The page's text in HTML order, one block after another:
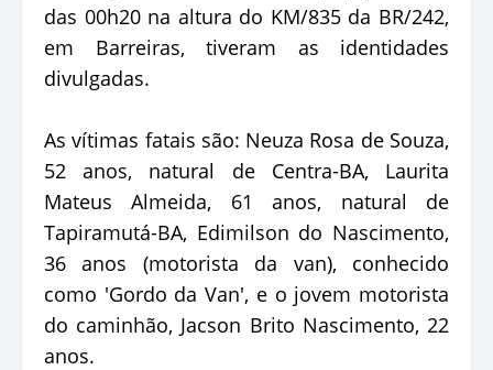
das 00h20 na altura do KM/835 da BR/242,
em Barreiras, tiveram as identidades
divulgadas.
As vítimas fatais são: Neuza Rosa de Souza,
52 anos, natural de Centra-BA, Laurita
Mateus Almeida, 61 anos, natural de
Tapiramutá-BA, Edimilson do Nascimento,
36 anos (motorista da van), conhecido
como 'Gordo da Van', e o jovem motorista
do caminhão, Jacson Brito Nascimento, 22
anos.